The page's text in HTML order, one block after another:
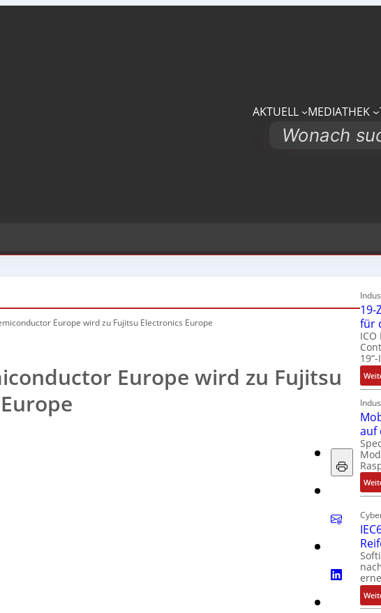
AKTUELL MEDIATHEK
Search
Europe wird zu Fujitsu Electronics Europe
Europe wird zu Fujitsu
19-
für
auf